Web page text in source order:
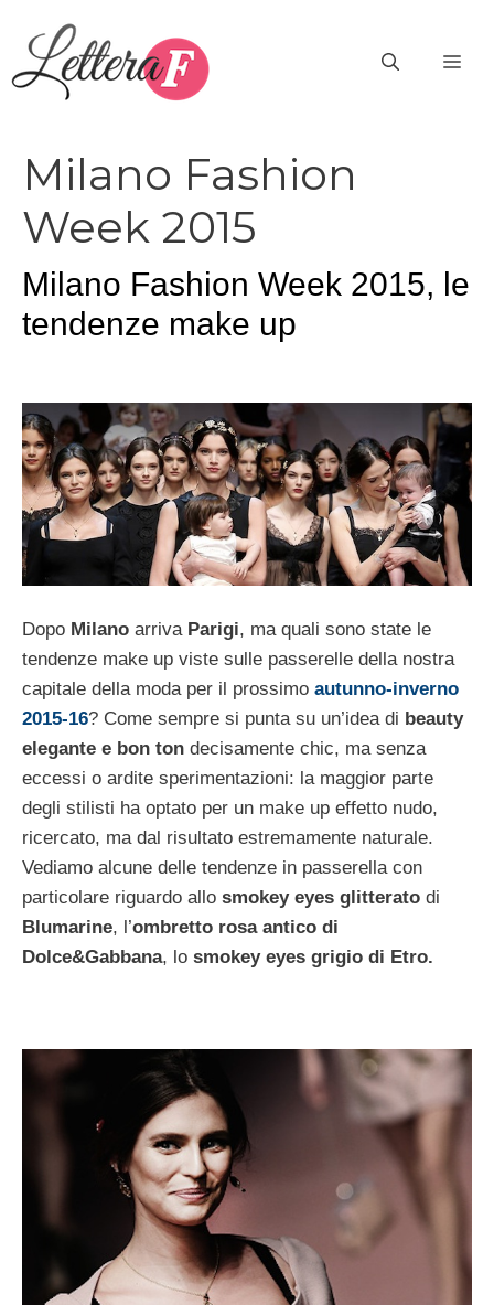
contenuto
Milano Fashion
Week 2015
Milano Fashion Week 2015, le
tendenze make up
Dopo Milano arriva Parigi, ma quali sono state le
tendenze make up viste sulle passerelle della nostra
capitale della moda per il prossimo autunno-inverno
2015-16? Come sempre si punta su un’idea di beauty
elegante e bon ton decisamente chic, ma senza
eccessi o ardite sperimentazioni: la maggior parte
degli stilisti ha optato per un make up effetto nudo,
ricercato, ma dal risultato estremamente naturale.
Vediamo alcune delle tendenze in passerella con
particolare riguardo allo smokey eyes glitterato di
Blumarine, l’ombretto rosa antico di
Dolce&Gabbana, lo smokey eyes grigio di Etro.